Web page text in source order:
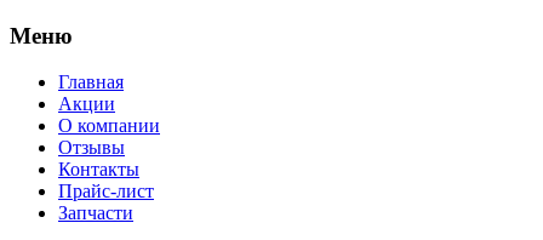
Меню
Главная
Акции
О компании
Отзывы
Контакты
Прайс-лист
Запчасти